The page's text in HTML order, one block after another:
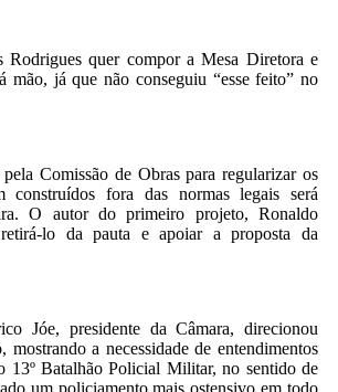
Rodrigues quer compor a Mesa Diretora e
mão, já que não conseguiu “esse feito” no
Comissão de Obras para regularizar os
construídos fora das normas legais será
O autor do primeiro projeto, Ronaldo
lo da pauta e apoiar a proposta da
Jóe, presidente da Câmara, direcionou
a necessidade de entendimentos
13º Batalhão Policial Militar, no sentido de
um policiamento mais ostensivo em todo